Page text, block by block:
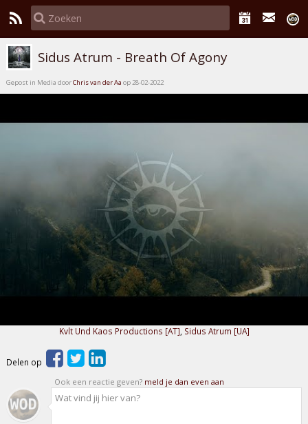
Sidus Atrum - Breath Of Agony
Gepost in Media doorChris van der Aa op 28-02-2022
Kvlt Und Kaos Productions [AT] Sidus Atrum [UA]
Delen op
Ook een reactie geven? meld je dan even aan